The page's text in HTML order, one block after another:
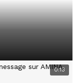
0:13